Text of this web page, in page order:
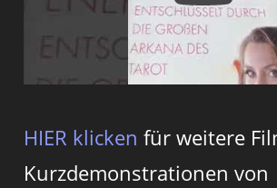
HIER klicken für weitere
Kurzdemonstrationen von